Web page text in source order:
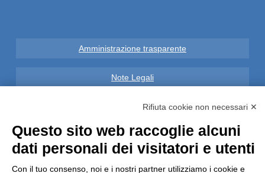
Amministrazione trasparente
Note Legali
Privacy
Informative GDPR (679/2016)
Reclami
Rifiuta cookie non necessari ✕
Questo sito web raccoglie alcuni
dati personali dei visitatori e utenti
Con il tuo consenso, noi e i nostri partner utilizziamo i cookie e